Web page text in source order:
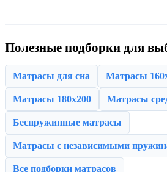
Полезные подборки для
Матрасы для сна Матрасы
Матрасы 180x200 Матрасы
Беспружинные матрасы
Матрасы с независимыми
Все подборки матрасов